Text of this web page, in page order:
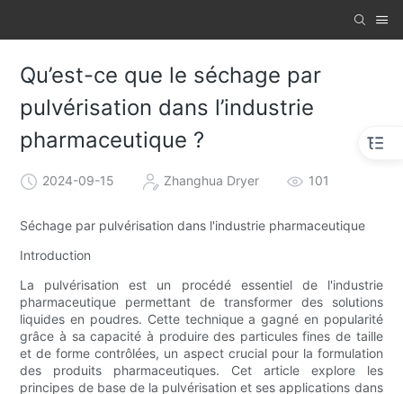
Qu’est-ce que le séchage par
pulvérisation dans l’industrie
pharmaceutique ?
2024-09-15 Zhanghua Dryer 101
Séchage par pulvérisation dans l'industrie pharmaceutique
Introduction
La pulvérisation est un procédé essentiel de l'industrie
pharmaceutique permettant de transformer des solutions
liquides en poudres. Cette technique a gagné en popularité
grâce à sa capacité à produire des particules fines de taille
et de forme contrôlées, un aspect crucial pour la formulation
des produits pharmaceutiques. Cet article explore les
principes de base de la pulvérisation et ses applications dans